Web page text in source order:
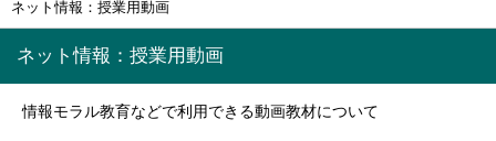
ネット情報：授業用動画
ネット情報：授業用動画
情報モラル教育などで利用できる動画教材について